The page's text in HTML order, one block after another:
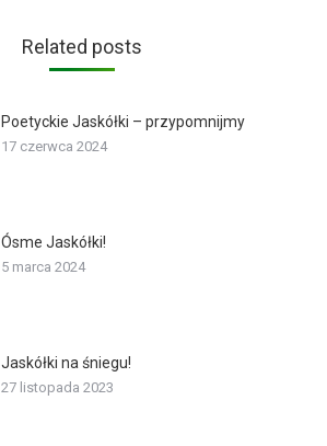
Related posts
Poetyckie Jaskółki – przypomnijmy
17 czerwca 2024
Ósme Jaskółki!
5 marca 2024
Jaskółki na śniegu!
27 listopada 2023